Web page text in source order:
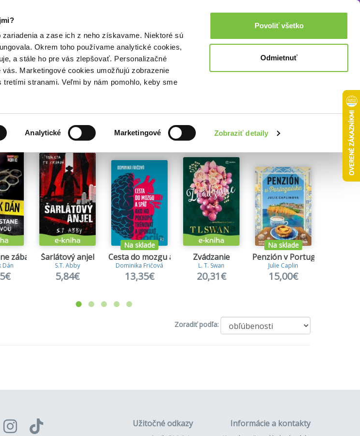
a zase ich z neho získavame. Niektoré sú
Okrem toho používame analytické cookies,
a stále ho pre vás zlepšovať. Personalizačné
Marketingové cookies umožňujú zobrazenie
stranami. Veľmi by nám pomohlo, keby sme
Analytické Marketingové Zobraziť detaily
Povoliť všetko
Odmietnuť
Prihlásenie 0,00€
Akcie a zľavy
zábavou
Dán
Šarlátový anjel
S.T. Abby
5,84€
Na sklade
Cesta do mozgu a späť
Dominika Fričová
13,35€
Zvádzanie
L. T. Swan
20,31€
Na sklade
Penzión v Portugalsku
Julie Caplin
15,00€
Zoradiť podľa:
Užitočné odkazy Informácie a kontakty